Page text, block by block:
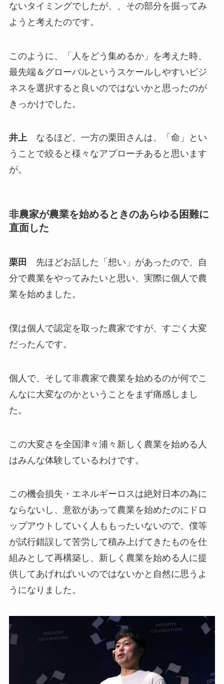
ないタイミングでしたが、、その部分を掘ってみ
ようと考えたのです。
このように、「人をどう集めるか」を考えた時、
最先端＆グローバルというスケールしやすいビジ
ネスを選択すると良いのではないかと思ったのが
きっかけでした。
井上なるほど、一方の栗田さんは、「命」とい
うことで絞ると様々なアプローチあると思います
が。
非農家が農業を始めるときのあらゆる困難に
直面した
栗田
先ほどお話した「想い」があったので、自
分で農業をやってみたいと思い、実際に個人で農
業を始めました。
僕は個人で認定を取った農家ですが、すごく大変
だったんです。
個人で、そして非農家で農業を始めるのが何でこ
んなに大変なのかということをまず痛感しまし
た。
この大変さを全国津々浦々新しく農業を始める人
はみんな体験しているわけです。
この機会損失・エネルギーロスは絶対日本の為に
ならないし、意欲があって農業を始めたのにドロ
ップアウトしていく人ももったいないので、僕等
が試行錯誤して苦労して積み上げてきたものを仕
組みとして再構築し、新しく農業を始める人に提
供してあげればいいのではないかと自然に思うよ
うになりました。